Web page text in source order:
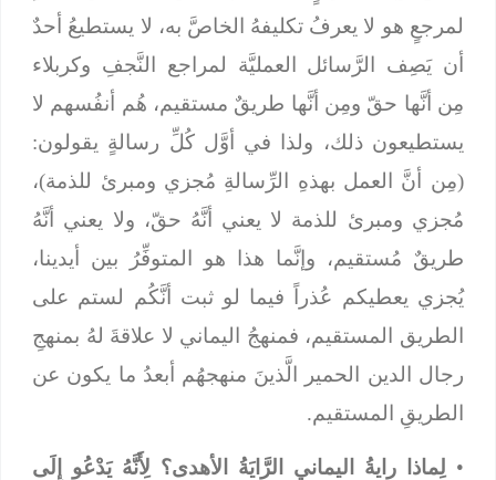
لمرجعٍ هو لا يعرفُ تكليفهُ الخاصَّ به، لا يستطيعُ أحدٌ
أن يَصِف الرَّسائل العمليَّة لمراجع النَّجفِ وكربلاء
مِن أنَّها حقّ ومِن أنَّها طريقٌ مستقيم، هُم أنفُسهم لا
يستطيعون ذلك، ولذا في أوَّل كُلِّ رسالةٍ يقولون:
(مِن أنَّ العمل بهذهِ الرِّسالةِ مُجزي ومبرئ للذمة)،
مُجزي ومبرئ للذمة لا يعني أنَّهُ حقّ، ولا يعني أنَّهُ
طريقٌ مُستقيم، وإنَّما هذا هو المتوفِّرُ بين أيدينا،
يُجزي يعطيكم عُذراً فيما لو ثبت أنَّكُم لستم على
الطريق المستقيم، فمنهجُ اليماني لا علاقةَ لهُ بمنهجِ
رجال الدين الحمير الَّذينَ منهجهُم أبعدُ ما يكون عن
الطريقِ المستقيم.
• لِماذا رايةُ اليماني الرَّايَةُ الأهدى؟ لِأَنَّهُ يَدْعُو إِلَى